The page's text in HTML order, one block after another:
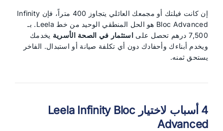
إن كانت فيلتك أو مجمعك العائلي يتجاوز 400 متراً، فإن Infinity
Bloc Advanced هو الحل المنطقي الوحيد من خط Leela. بـ
7,500 درهم تحصل على
استثمار في الصحة الأسرية يخدمك
ويخدم أبناءك وأحفادك دون أي تكلفة صيانة أو استبدال. الفاخر
يستحق ثمنه.
4 أسباب لاختيار Leela Infinity Bloc
Advanced